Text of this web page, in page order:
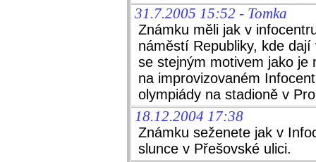
31.7.2005 15:52 - Tomka
Známku měli jak v
náměstí Republiky, kde
se stejným motivem jako je
na improvizovaném
olympiády na stadioně v
18.12.2004 17:38
Známku seženete jak v
slunce v Přešovské ulici.